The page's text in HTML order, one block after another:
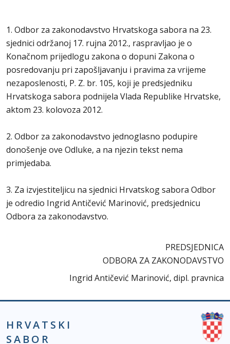
1. Odbor za zakonodavstvo Hrvatskoga sabora na 23.
sjednici održanoj 17. rujna 2012., raspravljao je o
Konačnom prijedlogu zakona o dopuni Zakona o
posredovanju pri zapošljavanju i pravima za vrijeme
nezaposlenosti, P. Z. br. 105, koji je predsjedniku
Hrvatskoga sabora podnijela Vlada Republike Hrvatske,
aktom 23. kolovoza 2012.
2. Odbor za zakonodavstvo jednoglasno podupire
donošenje ove Odluke, a na njezin tekst nema
primjedaba.
3. Za izvjestiteljicu na sjednici Hrvatskog sabora Odbor
je odredio Ingrid Antičević Marinović, predsjednicu
Odbora za zakonodavstvo.
PREDSJEDNICA
ODBORA ZA ZAKONODAVSTVO
Ingrid Antičević Marinović, dipl. pravnica
HRVATSKI
SABOR